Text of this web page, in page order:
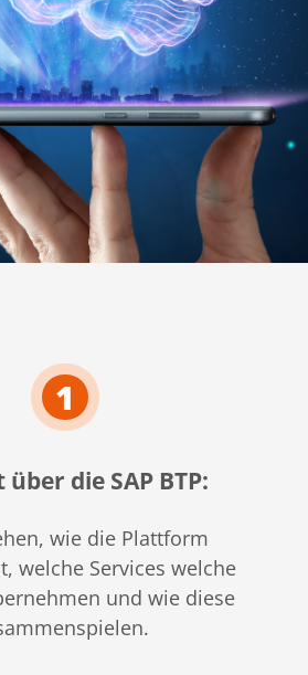
1
die SAP BTP:
wie die Plattform
welche Services welche
und wie diese